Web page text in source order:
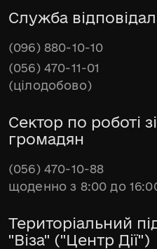
Служба
(096) 880-10-10
(056) 470-11-01
(цілодобово)
Сектор по роботі
громадян
(056) 470-10-88
щоденно з 8:00 до
Територіальний
"Віза" ("Центр Дії")